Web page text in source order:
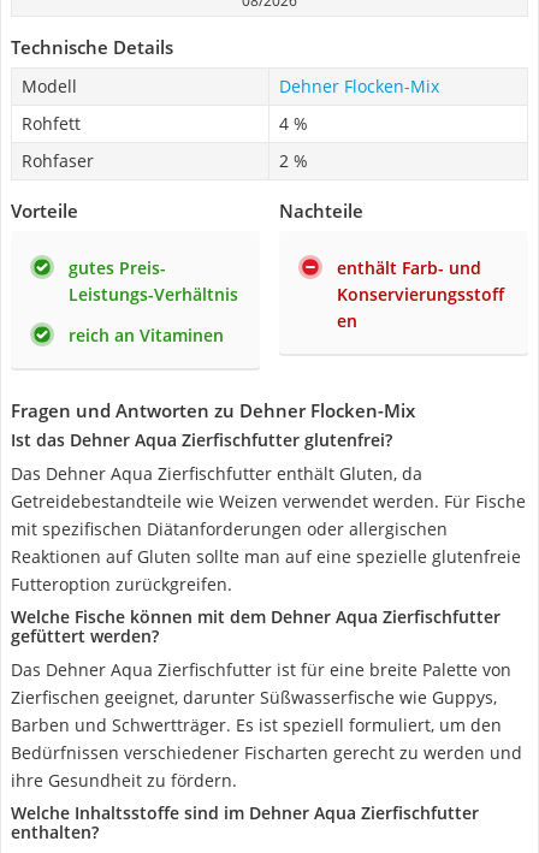
Technische Details
Modell
Dehner Flocken-Mix
Rohfett
4 %
Rohfaser
2 %
Vorteile
gutes Preis-
Leistungs-Verhältnis
reich an Vitaminen
Nachteile
enthält Farb- und
Konservierungsstoff
en
Fragen und Antworten zu Dehner Flocken-Mix
Ist das Dehner Aqua Zierfischfutter glutenfrei?
Das Dehner Aqua Zierfischfutter enthält Gluten, da
Getreidebestandteile wie Weizen verwendet werden. Für Fische
mit spezifischen Diätanforderungen oder allergischen
Reaktionen auf Gluten sollte man auf eine spezielle glutenfreie
Futteroption zurückgreifen.
Welche Fische können mit dem Dehner Aqua Zierfischfutter
gefüttert werden?
Das Dehner Aqua Zierfischfutter ist für eine breite Palette von
Zierfischen geeignet, darunter Süßwasserfische wie Guppys,
Barben und Schwertträger. Es ist speziell formuliert, um den
Bedürfnissen verschiedener Fischarten gerecht zu werden und
ihre Gesundheit zu fördern.
Welche Inhaltsstoffe sind im Dehner Aqua Zierfischfutter
enthalten?